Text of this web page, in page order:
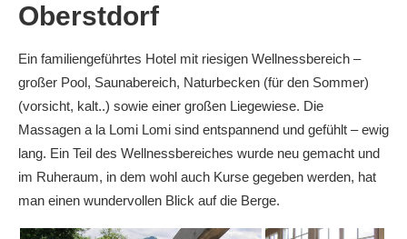
Oberstdorf
Ein familiengeführtes Hotel mit riesigen Wellnessbereich –
großer Pool, Saunabereich, Naturbecken (für den Sommer)
(vorsicht, kalt..) sowie einer großen Liegewiese. Die
Massagen a la Lomi Lomi sind entspannend und gefühlt – ewig
lang. Ein Teil des Wellnessbereiches wurde neu gemacht und
im Ruheraum, in dem wohl auch Kurse gegeben werden, hat
man einen wundervollen Blick auf die Berge.